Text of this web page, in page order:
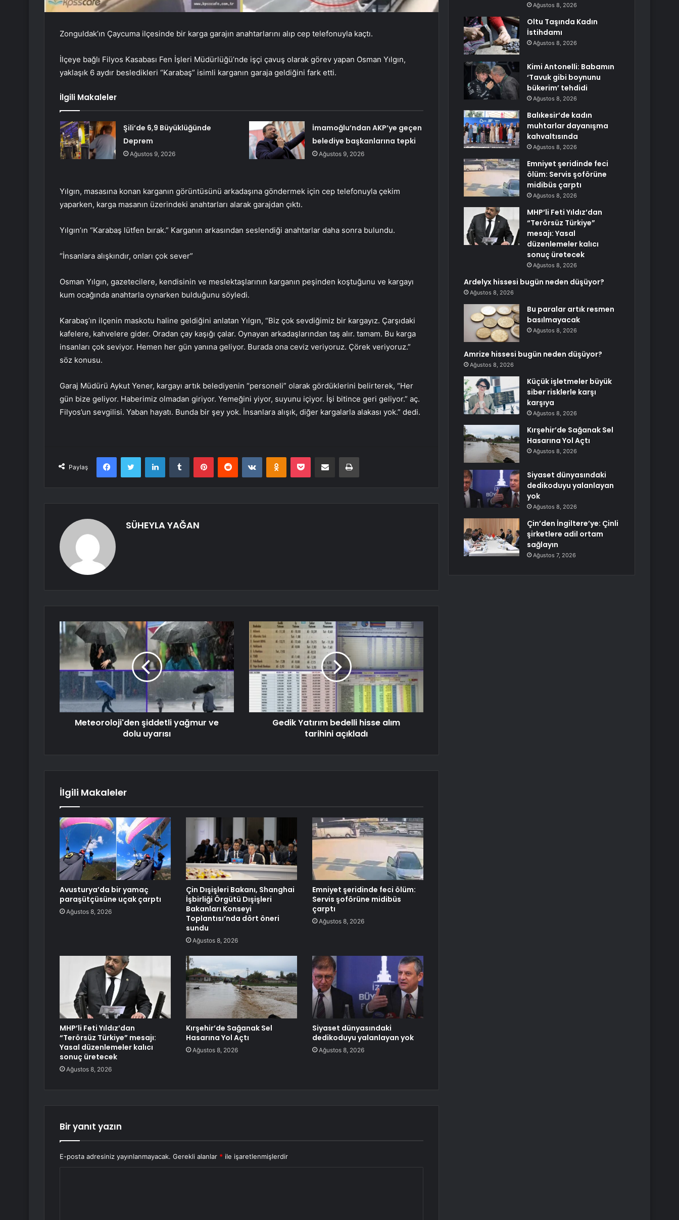
Zonguldak’ın Çaycuma ilçesinde bir karga garajın anahtarlarını alıp cep telefonuyla kaçtı.
İlçeye bağlı Filyos Kasabası Fen İşleri Müdürlüğü’nde işçi çavuş olarak görev yapan Osman Yılgın,
yaklaşık 6 aydır besledikleri “Karabaş” isimli karganın garaja geldiğini fark etti.
İlgili Makaleler
Şili’de 6,9 Büyüklüğünde
Deprem
Ağustos 9, 2026
İmamoğlu’ndan AKP’ye geçen
belediye başkanlarına tepki
Ağustos 9, 2026
Yılgın, masasına konan karganın görüntüsünü arkadaşına göndermek için cep telefonuyla çekim
yaparken, karga masanın üzerindeki anahtarları alarak garajdan çıktı.
Yılgın’ın “Karabaş lütfen bırak.” Karganın arkasından seslendiği anahtarlar daha sonra bulundu.
“İnsanlara alışkındır, onları çok sever”
Osman Yılgın, gazetecilere, kendisinin ve meslektaşlarının karganın peşinden koştuğunu ve kargayı
kum ocağında anahtarla oynarken bulduğunu söyledi.
Karabaş’ın ilçenin maskotu haline geldiğini anlatan Yılgın, “Biz çok sevdiğimiz bir kargayız. Çarşıdaki
kafelere, kahvelere gider. Oradan çay kaşığı çalar. Oynayan arkadaşlarından taş alır. tamam. Bu karga
insanları çok seviyor. Hemen her gün yanına geliyor. Burada ona ceviz veriyoruz. Çörek veriyoruz.”
söz konusu.
Garaj Müdürü Aykut Yener, kargayı artık belediyenin “personeli” olarak gördüklerini belirterek, “Her
gün bize geliyor. Haberimiz olmadan giriyor. Yemeğini yiyor, suyunu içiyor. İşi bitince geri geliyor.” aç.
Filyos’un sevgilisi. Yaban hayatı. Bunda bir şey yok. İnsanlara alışık, diğer kargalarla alakası yok.” dedi.
Paylaş
FacebookTwitter LinkedInTumblr PinterestReddit VKontakteOdnoklassniki
Pocket E-Posta ile paylaş Yazdır
SÜHEYLA YAĞAN
Meteoroloji'den şiddetli yağmur ve
dolu uyarısı
Gedik Yatırım bedelli hisse alım
tarihini açıkladı
İlgili Makaleler
Avusturya’da bir yamaç
paraşütçüsüne uçak çarptı
Ağustos 8, 2026
Çin Dışişleri Bakanı, Shanghai
İşbirliği Örgütü Dışişleri
Bakanları Konseyi
Toplantısı’nda dört öneri
sundu
Ağustos 8, 2026
Emniyet şeridinde feci ölüm:
Servis şoförüne midibüs
çarptı
Ağustos 8, 2026
MHP’li Feti Yıldız’dan
“Terörsüz Türkiye” mesajı:
Yasal düzenlemeler kalıcı
sonuç üretecek
Ağustos 8, 2026
Kırşehir’de Sağanak Sel
Hasarına Yol Açtı
Ağustos 8, 2026
Siyaset dünyasındaki
dedikoduyu yalanlayan yok
Ağustos 8, 2026
Bir yanıt yazın
E-posta adresiniz yayınlanmayacak. Gerekli alanlar * ile işaretlenmişlerdir
Ağustos 8, 2026
Oltu Taşında Kadın
İstihdamı
Ağustos 8, 2026
Kimi Antonelli: Babamın
‘Tavuk gibi boynunu
bükerim’ tehdidi
Ağustos 8, 2026
Balıkesir’de kadın
muhtarlar dayanışma
kahvaltısında
Ağustos 8, 2026
Emniyet şeridinde feci
ölüm: Servis şoförüne
midibüs çarptı
Ağustos 8, 2026
MHP’li Feti Yıldız’dan
“Terörsüz Türkiye”
mesajı: Yasal
düzenlemeler kalıcı
sonuç üretecek
Ağustos 8, 2026
Ardelyx hissesi bugün neden düşüyor?
Ağustos 8, 2026
Bu paralar artık resmen
basılmayacak
Ağustos 8, 2026
Amrize hissesi bugün neden düşüyor?
Ağustos 8, 2026
Küçük işletmeler büyük
siber risklerle karşı
karşıya
Ağustos 8, 2026
Kırşehir’de Sağanak Sel
Hasarına Yol Açtı
Ağustos 8, 2026
Siyaset dünyasındaki
dedikoduyu yalanlayan
yok
Ağustos 8, 2026
Çin’den İngiltere’ye: Çinli
şirketlere adil ortam
sağlayın
Ağustos 7, 2026